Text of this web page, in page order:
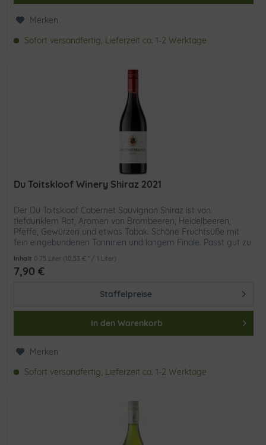
Merken
Sofort versandfertig, Lieferzeit ca. 1-2 Werktage
Du Toitskloof Winery Shiraz 2021
Der Du Toitskloof Cabernet Sauvignon Shiraz ist von
tiefdunklem Rot, Aromen von Brombeeren, Heidelbeeren,
Pfeffe, Gewürzen und etwas Tabak. Schöne Fruchtsüße mit
fein eingebundenen Tanninen und langem Finale. Passt gut zu
Inhalt 0.75 Liter (10,53 € * / 1 Liter)
7,90 €
Staffelpreise
In den Warenkorb
Merken
Sofort versandfertig, Lieferzeit ca. 1-2 Werktage